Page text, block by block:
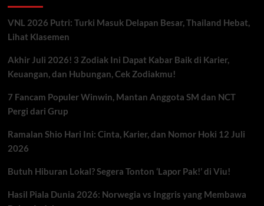
VNL 2026 Putri: Turki Masuk Delapan Besar, Thailand Hebat,
Lihat Klasemen
Akhir Juli 2026! 3 Zodiak Ini Dapat Kabar Baik di Karier,
Keuangan, dan Hubungan, Cek Zodiakmu!
7 Fancam Populer Winwin, Mantan Anggota SM dan NCT
Pergi dari Grup
Ramalan Shio Hari Ini: Cinta, Karier, dan Nomor Hoki 12 Juli
2026
Butuh Hiburan Lokal? Segera Tonton ‘Lapor Pak!’ di Viu!
Hasil Piala Dunia 2026: Norwegia vs Inggris yang Membawa